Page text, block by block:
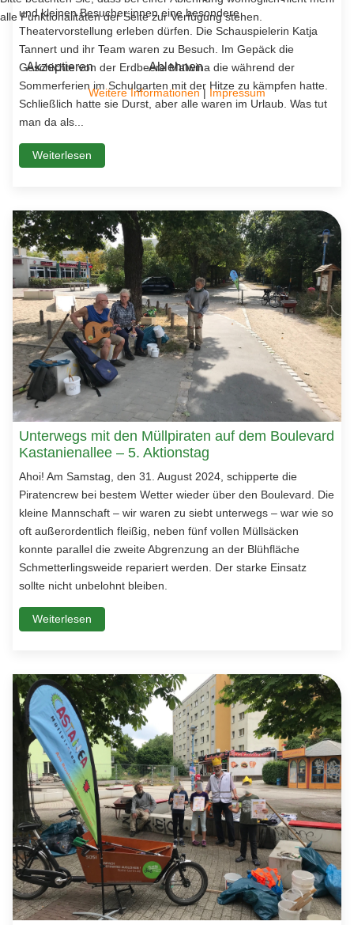
und kleinen Besucher:innen eine besondere
Theatervorstellung erleben dürfen. Die Schauspielerin Katja
Tannert und ihr Team waren zu Besuch. Im Gepäck die
Geschichte von der Erdbeere Malwina die während der
Sommerferien im Schulgarten mit der Hitze zu kämpfen hatte.
Schließlich hatte sie Durst, aber alle waren im Urlaub. Was tut
man da als...
Weiterlesen
Unterwegs mit den Müllpiraten auf dem Boulevard
Kastanienallee – 5. Aktionstag
Ahoi! Am Samstag, den 31. August 2024, schipperte die
Piratencrew bei bestem Wetter wieder über den Boulevard. Die
kleine Mannschaft – wir waren zu siebt unterwegs – war wie so
oft außerordentlich fleißig, neben fünf vollen Müllsäcken
konnte parallel die zweite Abgrenzung an der Blühfläche
Schmetterlingsweide repariert werden. Der starke Einsatz
sollte nicht unbelohnt bleiben.
Weiterlesen
alle Funktionalitäten der Seite zur Verfügung stehen.
Akzeptieren Ablehnen
Weitere Informationen| Impressum